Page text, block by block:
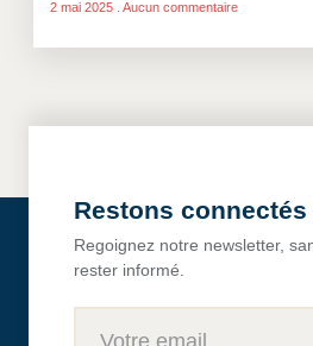
2 mai 2025 Aucun commentaire
Restons connectés
Regoignez notre newsletter,
rester informé.